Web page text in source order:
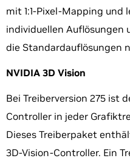
mit 1:1-Pixel-Mapping und
individuellen Auflösungen
die Standardauflösungen
NVIDIA 3D Vision
Bei Treiberversion 275 ist
Controller in jeder
Dieses Treiberpaket
3D-Vision-Controller. Ein